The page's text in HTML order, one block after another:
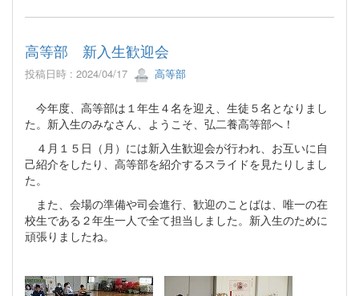
高等部 新入生歓迎会
投稿日時 : 2024/04/17 高等部
今年度、高等部は１年生４名を迎え、生徒５名となりまし
た。新入生のみなさん、ようこそ、弘二養高等部へ！
４月１５日（月）には新入生歓迎会が行われ、お互いに自
己紹介をしたり、高等部を紹介するスライドを見たりしまし
た。
また、会場の準備や司会進行、歓迎のことばは、唯一の在
校生である２年生一人で全て担当しました。新入生のために
頑張りましたね。